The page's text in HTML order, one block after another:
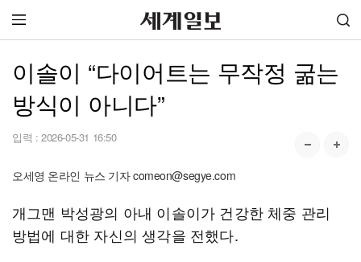
이솔이 “다이어트는 무작정 굶는
방식이 아니다”
입력 : 2026-05-31 16:50
오세영 온라인 뉴스 기자 comeon@segye.com
개그맨 박성광의 아내 이솔이가 건강한 체중 관리
방법에 대한 자신의 생각을 전했다.